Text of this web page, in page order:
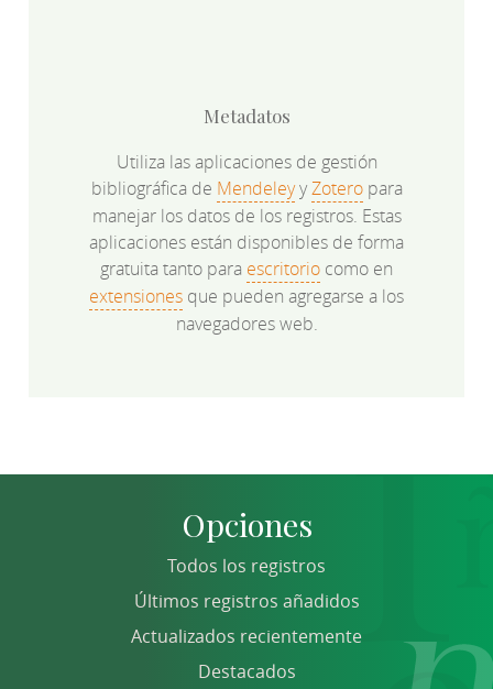
Metadatos
Utiliza las aplicaciones de gestión
bibliográfica de MendeleyyZoteropara
manejar los datos de los registros. Estas
aplicaciones están disponibles de forma
gratuita tanto para escritorio como en
extensiones que pueden agregarse a los
navegadores web.
Opciones
Todos los registros
Últimos registros añadidos
Actualizados recientemente
Destacados